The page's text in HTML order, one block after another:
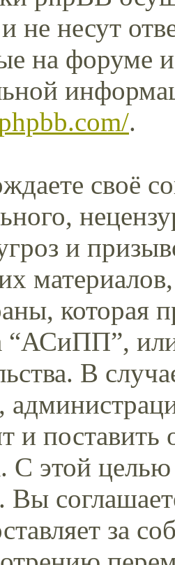
не несут
на форуме
.
своё
и
которая
“АСиПП”,
В
и поставить
С этой
за